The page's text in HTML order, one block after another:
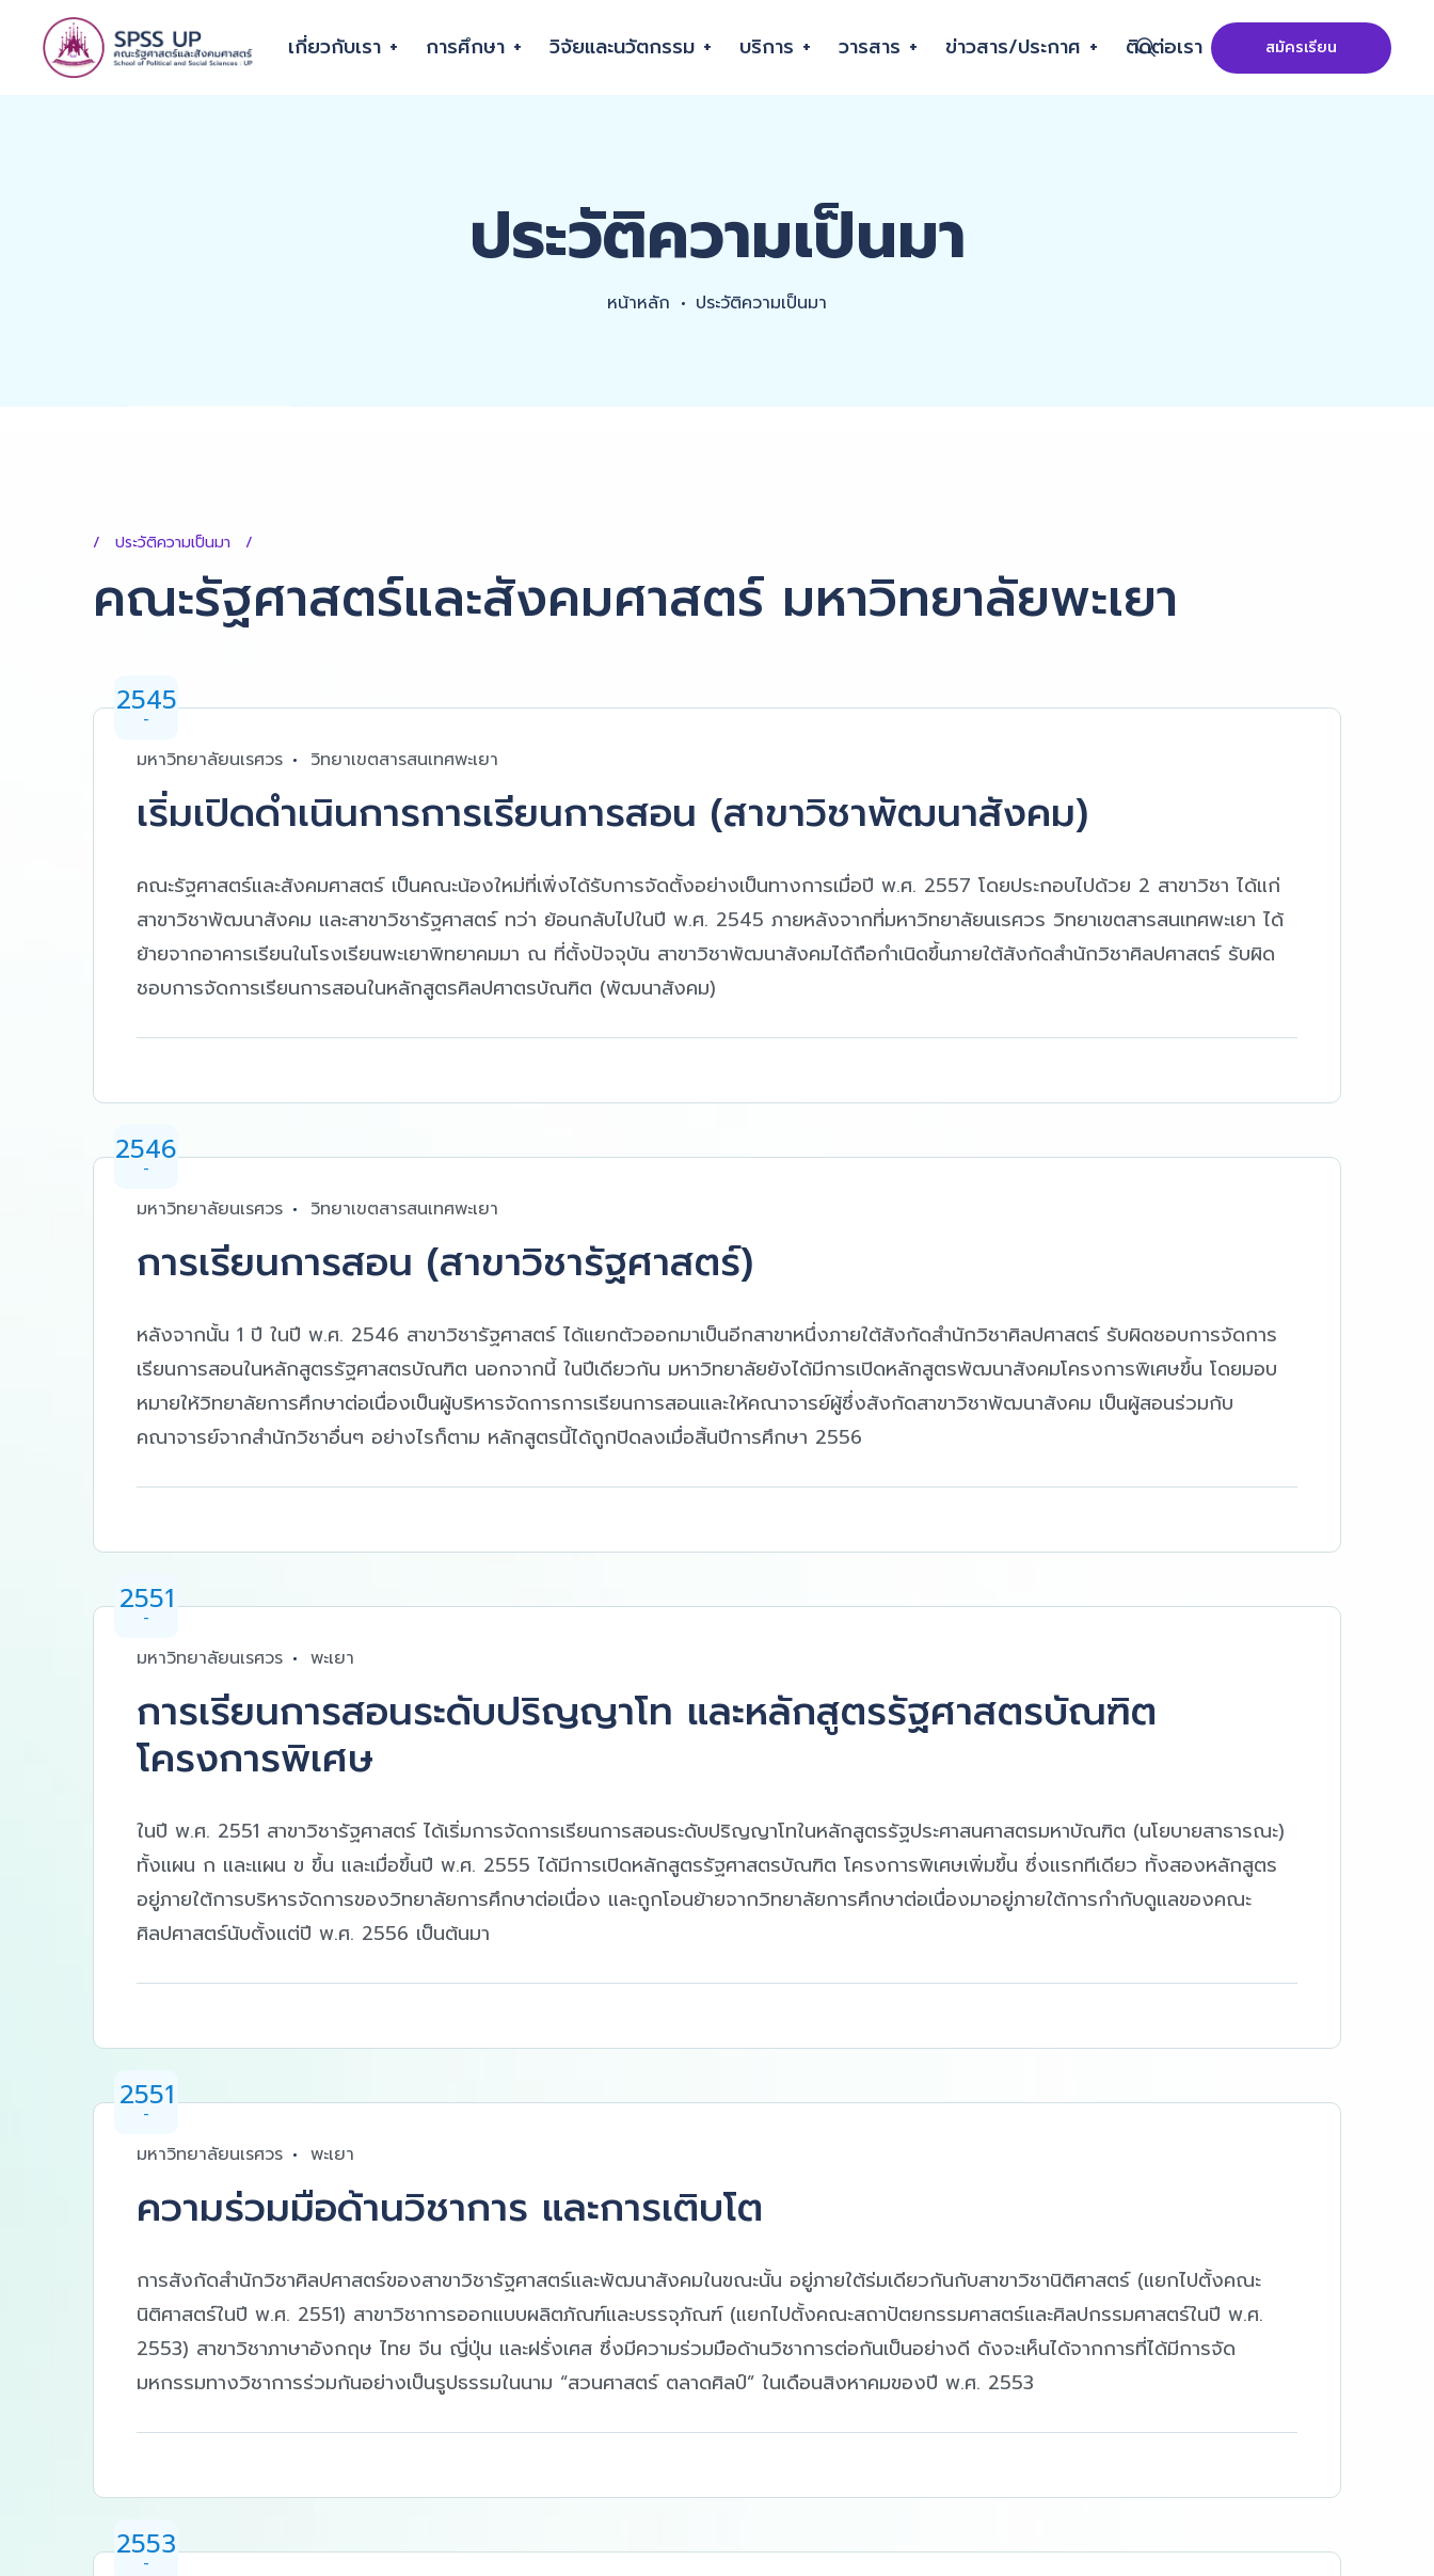
เกี่ยวกับเรา การศึกษา วิจัยและนวัตกรรม บริการ วารสาร ข่าวสาร/ประกาศ ติดต่อเรา สมัครเรียน
ประวัติความเป็นมา
หน้าหลัก ประวัติความเป็นมา
ประวัติความเป็นมา
คณะรัฐศาสตร์และสังคมศาสตร์ มหาวิทยาลัยพะเยา
2545
-
มหาวิทยาลัยนเรศวร วิทยาเขตสารสนเทศพะเยา
เริ่มเปิดดำเนินการการเรียนการสอน (สาขาวิชาพัฒนาสังคม)
คณะรัฐศาสตร์และสังคมศาสตร์ เป็นคณะน้องใหม่ที่เพิ่งได้รับการจัดตั้งอย่างเป็นทางการเมื่อปี พ.ศ. 2557 โดยประกอบไปด้วย 2 สาขาวิชา ได้แก่
สาขาวิชาพัฒนาสังคม และสาขาวิชารัฐศาสตร์ ทว่า ย้อนกลับไปในปี พ.ศ. 2545 ภายหลังจากที่มหาวิทยาลัยนเรศวร วิทยาเขตสารสนเทศพะเยา ได้
ย้ายจากอาคารเรียนในโรงเรียนพะเยาพิทยาคมมา ณ ที่ตั้งปัจจุบัน สาขาวิชาพัฒนาสังคมได้ถือกำเนิดขึ้นภายใต้สังกัดสำนักวิชาศิลปศาสตร์ รับผิด
ชอบการจัดการเรียนการสอนในหลักสูตรศิลปศาตรบัณฑิต (พัฒนาสังคม)
2546
-
มหาวิทยาลัยนเรศวร วิทยาเขตสารสนเทศพะเยา
การเรียนการสอน (สาขาวิชารัฐศาสตร์)
หลังจากนั้น 1 ปี ในปี พ.ศ. 2546 สาขาวิชารัฐศาสตร์ ได้แยกตัวออกมาเป็นอีกสาขาหนึ่งภายใต้สังกัดสำนักวิชาศิลปศาสตร์ รับผิดชอบการจัดการ
เรียนการสอนในหลักสูตรรัฐศาสตรบัณฑิต นอกจากนี้ ในปีเดียวกัน มหาวิทยาลัยยังได้มีการเปิดหลักสูตรพัฒนาสังคมโครงการพิเศษขึ้น โดยมอบ
หมายให้วิทยาลัยการศึกษาต่อเนื่องเป็นผู้บริหารจัดการการเรียนการสอนและให้คณาจารย์ผู้ซึ่งสังกัดสาขาวิชาพัฒนาสังคม เป็นผู้สอนร่วมกับ
คณาจารย์จากสำนักวิชาอื่นๆ อย่างไรก็ตาม หลักสูตรนี้ได้ถูกปิดลงเมื่อสิ้นปีการศึกษา 2556
2551
-
มหาวิทยาลัยนเรศวร พะเยา
การเรียนการสอนระดับปริญญาโท และหลักสูตรรัฐศาสตรบัณฑิต
โครงการพิเศษ
ในปี พ.ศ. 2551 สาขาวิชารัฐศาสตร์ ได้เริ่มการจัดการเรียนการสอนระดับปริญญาโทในหลักสูตรรัฐประศาสนศาสตรมหาบัณฑิต (นโยบายสาธารณะ)
ทั้งแผน ก และแผน ข ขึ้น และเมื่อขึ้นปี พ.ศ. 2555 ได้มีการเปิดหลักสูตรรัฐศาสตรบัณฑิต โครงการพิเศษเพิ่มขึ้น ซึ่งแรกทีเดียว ทั้งสองหลักสูตร
อยู่ภายใต้การบริหารจัดการของวิทยาลัยการศึกษาต่อเนื่อง และถูกโอนย้ายจากวิทยาลัยการศึกษาต่อเนื่องมาอยู่ภายใต้การกำกับดูแลของคณะ
ศิลปศาสตร์นับตั้งแต่ปี พ.ศ. 2556 เป็นต้นมา
2551
-
มหาวิทยาลัยนเรศวร พะเยา
ความร่วมมือด้านวิชาการ และการเติบโต
การสังกัดสำนักวิชาศิลปศาสตร์ของสาขาวิชารัฐศาสตร์และพัฒนาสังคมในขณะนั้น อยู่ภายใต้ร่มเดียวกันกับสาขาวิชานิติศาสตร์ (แยกไปตั้งคณะ
นิติศาสตร์ในปี พ.ศ. 2551) สาขาวิชาการออกแบบผลิตภัณฑ์และบรรจุภัณฑ์ (แยกไปตั้งคณะสถาปัตยกรรมศาสตร์และศิลปกรรมศาสตร์ในปี พ.ศ.
2553) สาขาวิชาภาษาอังกฤษ ไทย จีน ญี่ปุ่น และฝรั่งเศส ซึ่งมีความร่วมมือด้านวิชาการต่อกันเป็นอย่างดี ดังจะเห็นได้จากการที่ได้มีการจัด
มหกรรมทางวิชาการร่วมกันอย่างเป็นรูปธรรมในนาม “สวนศาสตร์ ตลาดศิลป์” ในเดือนสิงหาคมของปี พ.ศ. 2553
2553
-